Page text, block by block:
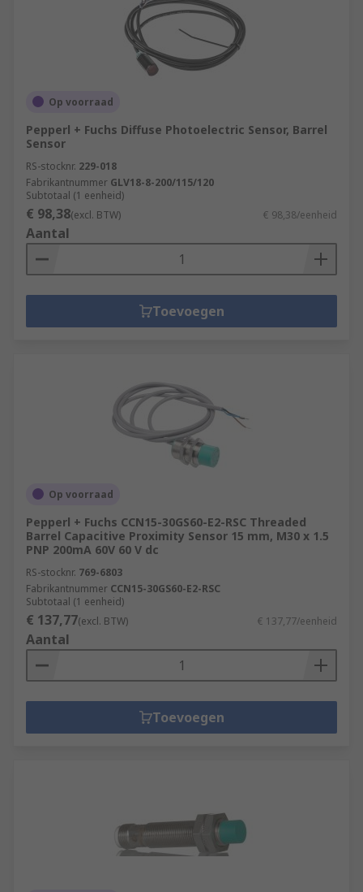
Op voorraad
Pepperl + Fuchs Diffuse Photoelectric Sensor, Barrel
Sensor
RS-stocknr. 229-018
Fabrikantnummer GLV18-8-200/115/120
Subtotaal (1 eenheid)
€ 98,38(excl. BTW) € 98,38/eenheid
Aantal
Toevoegen
Op voorraad
Pepperl + Fuchs CCN15-30GS60-E2-RSC Threaded
Barrel Capacitive Proximity Sensor 15 mm, M30 x 1.5
PNP 200mA 60V 60 V dc
RS-stocknr. 769-6803
Fabrikantnummer CCN15-30GS60-E2-RSC
Subtotaal (1 eenheid)
€ 137,77(excl. BTW) € 137,77/eenheid
Aantal
Toevoegen